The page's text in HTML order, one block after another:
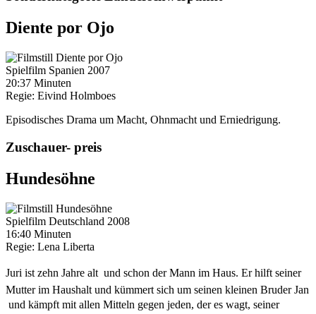
Diente por Ojo
Spielfilm Spanien 2007
20:37 Minuten
Regie: Eivind Holmboes
Episodisches Drama um Macht, Ohnmacht und Erniedrigung.
Zuschauer- preis
Hundesöhne
Spielfilm Deutschland 2008
16:40 Minuten
Regie: Lena Liberta
Juri ist zehn Jahre alt  und schon der Mann im Haus. Er hilft seiner
Mutter im Haushalt und kümmert sich um seinen kleinen Bruder Jan
 und kämpft mit allen Mitteln gegen jeden, der es wagt, seiner